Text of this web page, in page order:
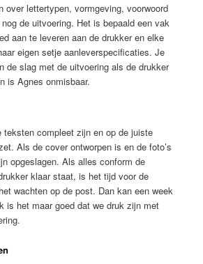
over lettertypen, vormgeving, voorwoord
de uitvoering. Het is bepaald een vak
aan te leveren aan de drukker en elke
eigen setje aanleverspecificaties. Je
de slag met de uitvoering als de drukker
is Agnes onmisbaar.
compleet zijn en op de juiste
Als de cover ontworpen is en de foto’s
opgeslagen. Als alles conform de
klaar staat, is het tijd voor de
wachten op de post. Dan kan een week
is het maar goed dat we druk zijn met